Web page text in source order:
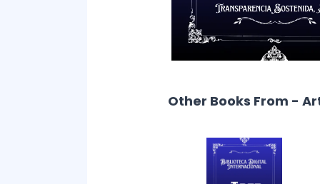
Other Books From -